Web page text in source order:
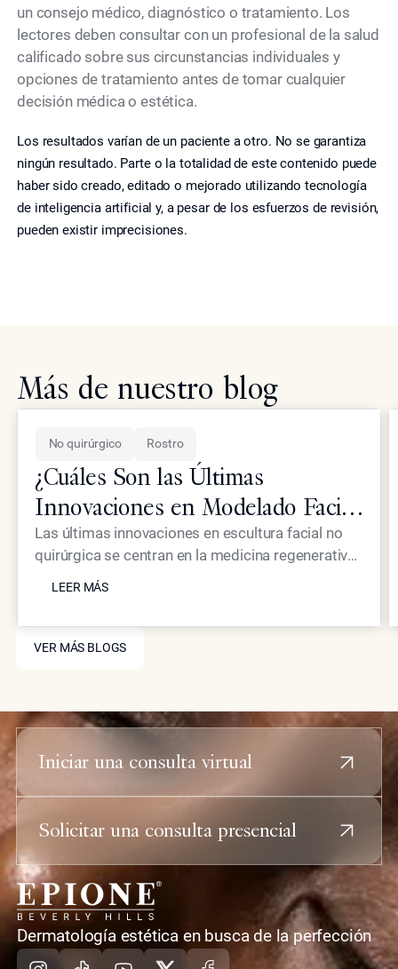
un consejo médico, diagnóstico o tratamiento. Los
lectores deben consultar con un profesional de la salud
calificado sobre sus circunstancias individuales y
opciones de tratamiento antes de tomar cualquier
decisión médica o estética.
Los resultados varían de un paciente a otro. No se garantiza
ningún resultado. Parte o la totalidad de este contenido puede
haber sido creado, editado o mejorado utilizando tecnología
de inteligencia artificial y, a pesar de los esfuerzos de revisión,
pueden existir imprecisiones.
Más de nuestro blog
VER MÁS BLOGS
VER MÁS BLOGS
No quirúrgico Rostro
¿Cuáles Son las Últimas
Innovaciones en Modelado Facial
No Quirúrgico para Pacientes de
Élite?
Las últimas innovaciones en escultura facial no
quirúrgica se centran en la medicina regenerativa
y en dispositivos de energía de alta precisión que
tratamientos exclusivos como Coolaser y
rejuvenecimiento cutáneo prácticamente sin
tiempo de recuperación ni cicatrices.
LEER MÁS
LEER MÁS
Iniciar una consulta virtual
Solicitar una consulta presencial
casa
Dermatología estética en busca de la perfección
Instagram
TikTokYoutube
X Facebook